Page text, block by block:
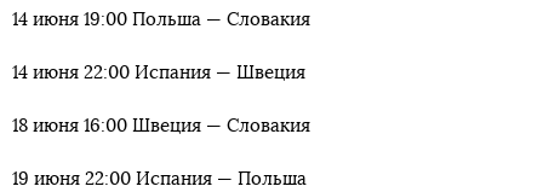
14 июня 19:00 Польша — Словакия
14 июня 22:00 Испания — Швеция
18 июня 16:00 Швеция — Словакия
19 июня 22:00 Испания — Польша